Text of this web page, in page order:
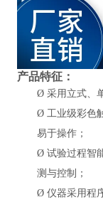
产品特征：
Ø 采用立式、
Ø 工业级彩色
易于操作；
Ø 试验过程智
测与控制；
Ø 仪器采用程